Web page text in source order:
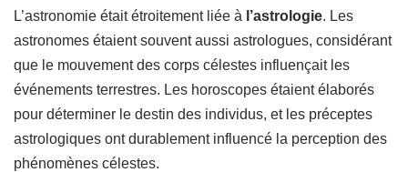
L’astronomie était étroitement liée à l’astrologie. Les
astronomes étaient souvent aussi astrologues, considérant
que le mouvement des corps célestes influençait les
événements terrestres. Les horoscopes étaient élaborés
pour déterminer le destin des individus, et les préceptes
astrologiques ont durablement influencé la perception des
phénomènes célestes.